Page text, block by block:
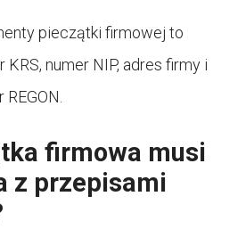
pieczątki firmowej to
KRS, numer NIP, adres firmy i
firmowa musi
z przepisami